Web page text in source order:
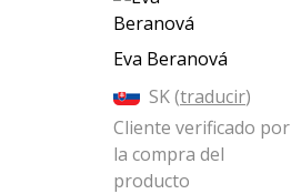
Eva Beranová
SK (traducir)
Cliente verificado por
la compra del
producto